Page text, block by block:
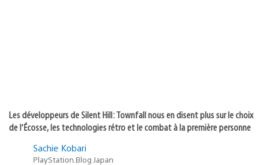
Les développeurs de Silent Hill: Townfall nous en disent plus sur le choix
de l’Écosse, les technologies rétro et le combat à la première personne
Sachie Kobari
PlayStation.Blog Japan